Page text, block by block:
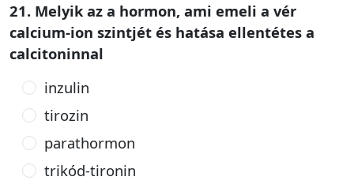
21. Melyik az a hormon, ami emeli a vér
calcium-ion szintjét és hatása ellentétes a
calcitoninnal
inzulin
tirozin
parathormon
trikód-tironin